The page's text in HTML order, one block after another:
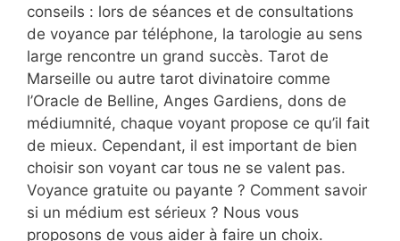
conseils : lors de séances et de consultations
de voyance par téléphone, la tarologie au sens
large rencontre un grand succès. Tarot de
Marseille ou autre tarot divinatoire comme
l’Oracle de Belline, Anges Gardiens, dons de
médiumnité, chaque voyant propose ce qu’il fait
de mieux. Cependant, il est important de bien
choisir son voyant car tous ne se valent pas.
Voyance gratuite ou payante ? Comment savoir
si un médium est sérieux ? Nous vous
proposons de vous aider à faire un choix.